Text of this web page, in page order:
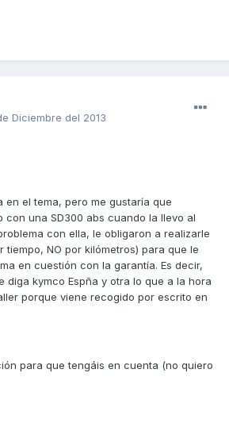
Diciembre del 2013
en el tema, pero me gustaría que
con una SD300 abs cuando la llevo al
con ella, le obligaron a realizarle
tiempo, NO por kilómetros) para que le
en cuestión con la garantía. Es decir,
diga kymco Espña y otra lo que a la hora
porque viene recogido por escrito en
para que tengáis en cuenta (no quiero